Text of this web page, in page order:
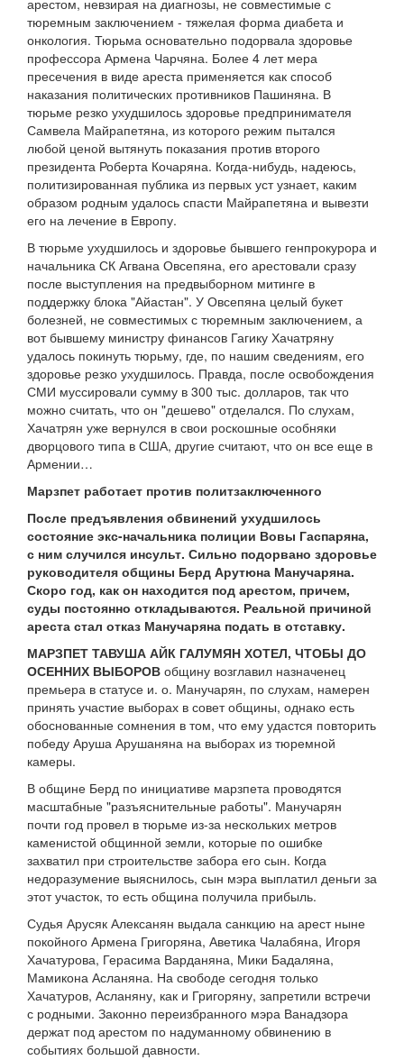
арестом, невзирая на диагнозы, не совместимые с
тюремным заключением - тяжелая форма диабета и
онкология. Тюрьма основательно подорвала здоровье
профессора Армена Чарчяна. Более 4 лет мера
пресечения в виде ареста применяется как способ
наказания политических противников Пашиняна. В
тюрьме резко ухудшилось здоровье предпринимателя
Самвела Майрапетяна, из которого режим пытался
любой ценой вытянуть показания против второго
президента Роберта Кочаряна. Когда-нибудь, надеюсь,
политизированная публика из первых уст узнает, каким
образом родным удалось спасти Майрапетяна и вывезти
его на лечение в Европу.
В тюрьме ухудшилось и здоровье бывшего генпрокурора и
начальника СК Агвана Овсепяна, его арестовали сразу
после выступления на предвыборном митинге в
поддержку блока "Айастан". У Овсепяна целый букет
болезней, не совместимых с тюремным заключением, а
вот бывшему министру финансов Гагику Хачатряну
удалось покинуть тюрьму, где, по нашим сведениям, его
здоровье резко ухудшилось. Правда, после освобождения
СМИ муссировали сумму в 300 тыс. долларов, так что
можно считать, что он "дешево" отделался. По слухам,
Хачатрян уже вернулся в свои роскошные особняки
дворцового типа в США, другие считают, что он все еще в
Армении…
Марзпет работает против политзаключенного
После предъявления обвинений ухудшилось
состояние экс-начальника полиции Вовы Гаспаряна,
с ним случился инсульт. Сильно подорвано здоровье
руководителя общины Берд Арутюна Манучаряна.
Скоро год, как он находится под арестом, причем,
суды постоянно откладываются. Реальной причиной
ареста стал отказ Манучаряна подать в отставку.
МАРЗПЕТ ТАВУША АЙК ГАЛУМЯН ХОТЕЛ, ЧТОБЫ ДО
ОСЕННИХ ВЫБОРОВ общину возглавил назначенец
премьера в статусе и. о. Манучарян, по слухам, намерен
принять участие выборах в совет общины, однако есть
обоснованные сомнения в том, что ему удастся повторить
победу Аруша Арушаняна на выборах из тюремной
камеры.
В общине Берд по инициативе марзпета проводятся
масштабные "разъяснительные работы". Манучарян
почти год провел в тюрьме из-за нескольких метров
каменистой общинной земли, которые по ошибке
захватил при строительстве забора его сын. Когда
недоразумение выяснилось, сын мэра выплатил деньги за
этот участок, то есть община получила прибыль.
Судья Арусяк Алексанян выдала санкцию на арест ныне
покойного Армена Григоряна, Аветика Чалабяна, Игоря
Хачатурова, Герасима Варданяна, Мики Бадаляна,
Мамикона Асланяна. На свободе сегодня только
Хачатуров, Асланяну, как и Григоряну, запретили встречи
с родными. Законно переизбранного мэра Ванадзора
держат под арестом по надуманному обвинению в
событиях большой давности.